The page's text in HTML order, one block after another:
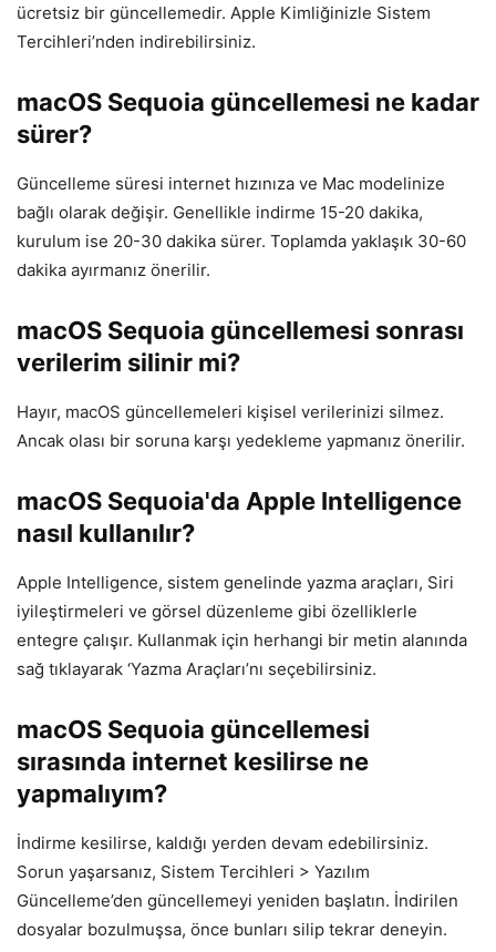
ücretsiz bir güncellemedir. Apple Kimliğinizle Sistem
Tercihleri’nden indirebilirsiniz.
macOS Sequoia güncellemesi ne kadar
sürer?
Güncelleme süresi internet hızınıza ve Mac modelinize
bağlı olarak değişir. Genellikle indirme 15-20 dakika,
kurulum ise 20-30 dakika sürer. Toplamda yaklaşık 30-60
dakika ayırmanız önerilir.
macOS Sequoia güncellemesi sonrası
verilerim silinir mi?
Hayır, macOS güncellemeleri kişisel verilerinizi silmez.
Ancak olası bir soruna karşı yedekleme yapmanız önerilir.
macOS Sequoia'da Apple Intelligence
nasıl kullanılır?
Apple Intelligence, sistem genelinde yazma araçları, Siri
iyileştirmeleri ve görsel düzenleme gibi özelliklerle
entegre çalışır. Kullanmak için herhangi bir metin alanında
sağ tıklayarak ‘Yazma Araçları’nı seçebilirsiniz.
macOS Sequoia güncellemesi
sırasında internet kesilirse ne
yapmalıyım?
İndirme kesilirse, kaldığı yerden devam edebilirsiniz.
Sorun yaşarsanız, Sistem Tercihleri > Yazılım
Güncelleme’den güncellemeyi yeniden başlatın. İndirilen
dosyalar bozulmuşsa, önce bunları silip tekrar deneyin.